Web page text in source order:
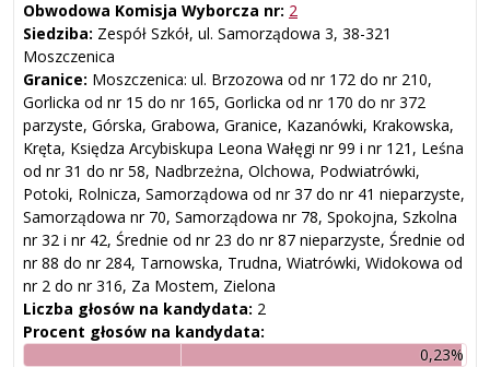
Obwodowa Komisja Wyborcza nr: 2
Siedziba: Zespół Szkół, ul. Samorządowa 3, 38-321
Moszczenica
Granice: Moszczenica: ul. Brzozowa od nr 172 do nr 210,
Gorlicka od nr 15 do nr 165, Gorlicka od nr 170 do nr 372
parzyste, Górska, Grabowa, Granice, Kazanówki, Krakowska,
Kręta, Księdza Arcybiskupa Leona Wałęgi nr 99 i nr 121, Leśna
od nr 31 do nr 58, Nadbrzeżna, Olchowa, Podwiatrówki,
Potoki, Rolnicza, Samorządowa od nr 37 do nr 41 nieparzyste,
Samorządowa nr 70, Samorządowa nr 78, Spokojna, Szkolna
nr 32 i nr 42, Średnie od nr 23 do nr 87 nieparzyste, Średnie od
nr 88 do nr 284, Tarnowska, Trudna, Wiatrówki, Widokowa od
nr 2 do nr 316, Za Mostem, Zielona
Liczba głosów na kandydata: 2
Procent głosów na kandydata:
0,23%